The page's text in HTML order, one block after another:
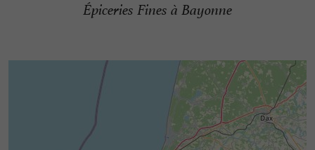
Épiceries Fines à Bayonne